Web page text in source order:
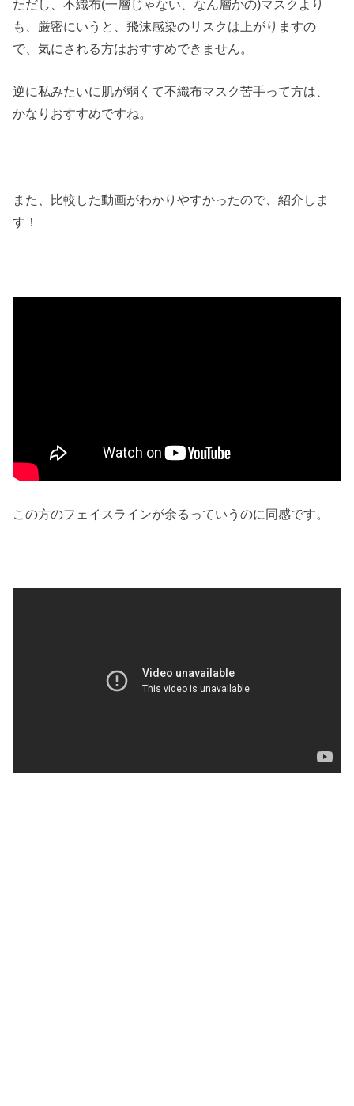
ただし、不織布(一層じゃない、なん層かの)マスクより
も、厳密にいうと、飛沫感染のリスクは上がりますの
で、気にされる方はおすすめできません。
逆に私みたいに肌が弱くて不織布マスク苦手って方は、
かなりおすすめですね。
また、比較した動画がわかりやすかったので、紹介しま
す！
この方のフェイスラインが余るっていうのに同感です。